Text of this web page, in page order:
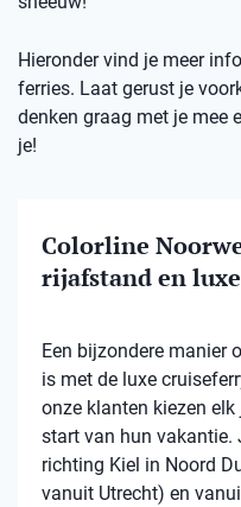
Hieronder vind je meer
ferries. Laat gerust je
denken graag met je mee
je!
Colorline
rijafstand en
Een bijzondere manier
is met de luxe
onze klanten kiezen
start van hun vakantie.
richting Kiel in Noord
vanuit Utrecht) en